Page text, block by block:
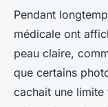
Pendant
médicale ont
peau claire,
que certains
cachait une limite